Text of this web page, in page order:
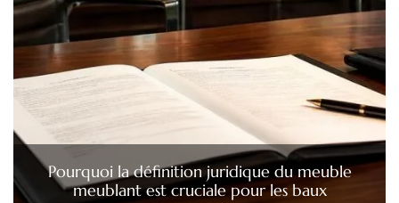
Pourquoi la définition juridique du meuble
meublant est cruciale pour les baux